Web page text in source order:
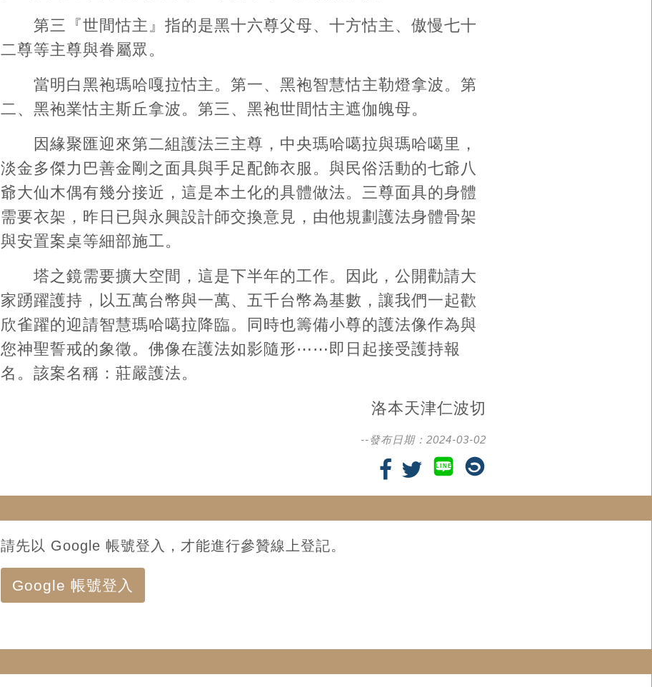
第三『世間怙主』指的是黑十六尊父母、十方怙主、傲慢七十
二尊等主尊與眷屬眾。
當明白黑袍瑪哈嘎拉怙主。第一、黑袍智慧怙主勒燈拿波。第
二、黑袍業怙主斯丘拿波。第三、黑袍世間怙主遮伽魄母。
因緣聚匯迎來第二組護法三主尊，中央瑪哈噶拉與瑪哈噶里，
淡金多傑力巴善金剛之面具與手足配飾衣服。與民俗活動的七爺八
爺大仙木偶有幾分接近，這是本土化的具體做法。三尊面具的身體
需要衣架，昨日已與永興設計師交換意見，由他規劃護法身體骨架
與安置案桌等細部施工。
塔之鏡需要擴大空間，這是下半年的工作。因此，公開勸請大
家踴躍護持，以五萬台幣與一萬、五千台幣為基數，讓我們一起歡
欣雀躍的迎請智慧瑪哈噶拉降臨。同時也籌備小尊的護法像作為與
您神聖誓戒的象徵。佛像在護法如影隨形⋯⋯即日起接受護持報
名。該案名稱：莊嚴護法。
洛本天津仁波切
--發布日期：2024-03-02
LINE
請先以 Google 帳號登入，才能進行參贊線上登記。
Google 帳號登入